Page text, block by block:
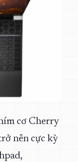
cơ Cherry
nên cực kỳ